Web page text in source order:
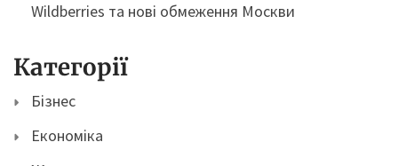
Wildberries та нові обмеження Москви
Категорії
Бізнес
Економіка